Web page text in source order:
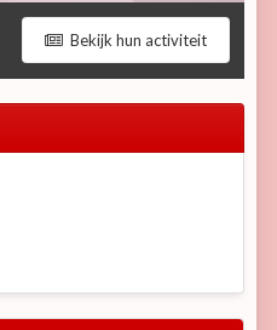
Bekijk hun activiteit